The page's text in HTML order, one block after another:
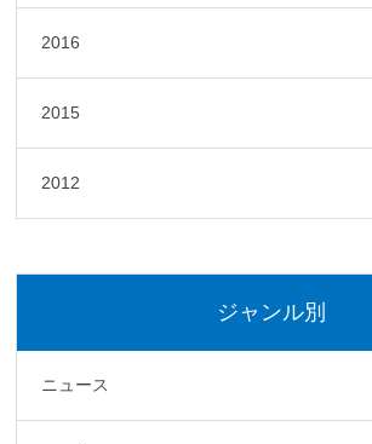
2016
2015
2012
ジャンル別
ニュース